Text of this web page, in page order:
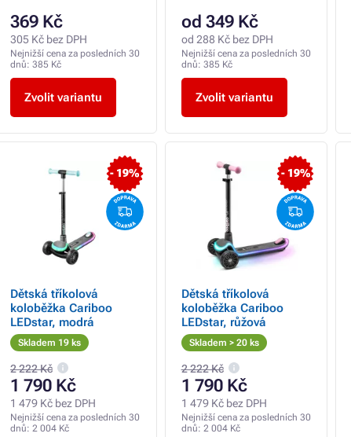
369 Kč
305 Kč bez DPH
Nejnižší cena za posledních 30
dnů: 385 Kč
Zvolit variantu
od 349 Kč
od 288 Kč bez DPH
Nejnižší cena za posledních 30
dnů: 385 Kč
Zvolit variantu
- 19%
Dětská tříkolová
koloběžka Cariboo
LEDstar, modrá
Skladem 19 ks
2 222 Kč
1 790 Kč
1 479 Kč bez DPH
Nejnižší cena za posledních 30
dnů: 2 004 Kč
- 19%
Dětská tříkolová
koloběžka Cariboo
LEDstar, růžová
Skladem > 20 ks
2 222 Kč
1 790 Kč
1 479 Kč bez DPH
Nejnižší cena za posledních 30
dnů: 2 004 Kč